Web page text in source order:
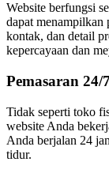
Website berfungsi
dapat
kontak, dan detail
kepercayaan dan
Pemasaran 24/7
Tidak seperti toko
website Anda
Anda berjalan 24
tidur.